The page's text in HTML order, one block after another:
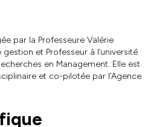
par la Professeure Valérie
et Professeur à l’université
en Management. Elle est
et co-pilotée par l’Agence